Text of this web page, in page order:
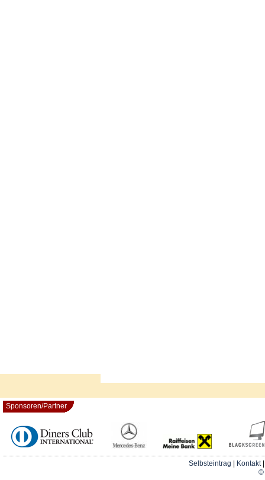
Sponsoren/Partner
Selbsteintrag Kontakt
©